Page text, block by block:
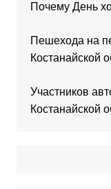
Почему День
Пешехода на
Костанайской
Участников
Костанайской